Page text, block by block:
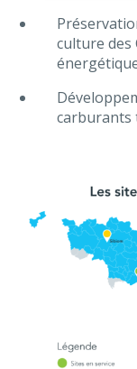
culture des
carburants